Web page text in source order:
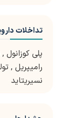
تداخلات
پلی کوزانول ,
رامیپریل ,
نسیریتاید